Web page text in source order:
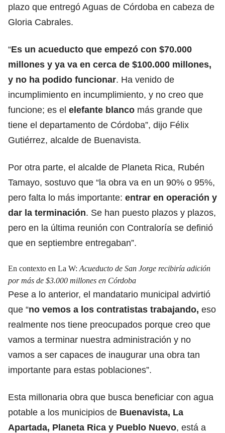
plazo que entregó Aguas de Córdoba en cabeza de
Gloria Cabrales.
“Es un acueducto que empezó con $70.000
millones y ya va en cerca de $100.000 millones,
y no ha podido funcionar. Ha venido de
incumplimiento en incumplimiento, y no creo que
funcione; es el elefante blanco más grande que
tiene el departamento de Córdoba”, dijo Félix
Gutiérrez, alcalde de Buenavista.
Por otra parte, el alcalde de Planeta Rica, Rubén
Tamayo, sostuvo que “la obra va en un 90% o 95%,
pero falta lo más importante: entrar en operación y
dar la terminación. Se han puesto plazos y plazos,
pero en la última reunión con Contraloría se definió
que en septiembre entregaban”.
En contexto en La W: Acueducto de San Jorge recibiría adición
por más de $3.000 millones en Córdoba
Pese a lo anterior, el mandatario municipal advirtió
que “no vemos a los contratistas trabajando, eso
realmente nos tiene preocupados porque creo que
vamos a terminar nuestra administración y no
vamos a ser capaces de inaugurar una obra tan
importante para estas poblaciones”.
Esta millonaria obra que busca beneficiar con agua
potable a los municipios de Buenavista, La
Apartada, Planeta Rica y Pueblo Nuevo, está a